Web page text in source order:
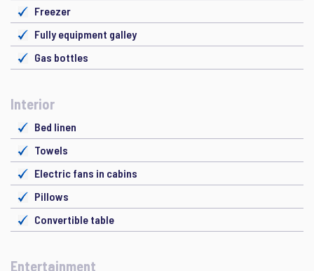
Freezer
Fully equipment galley
Gas bottles
Interior
Bed linen
Towels
Electric fans in cabins
Pillows
Convertible table
Entertainment